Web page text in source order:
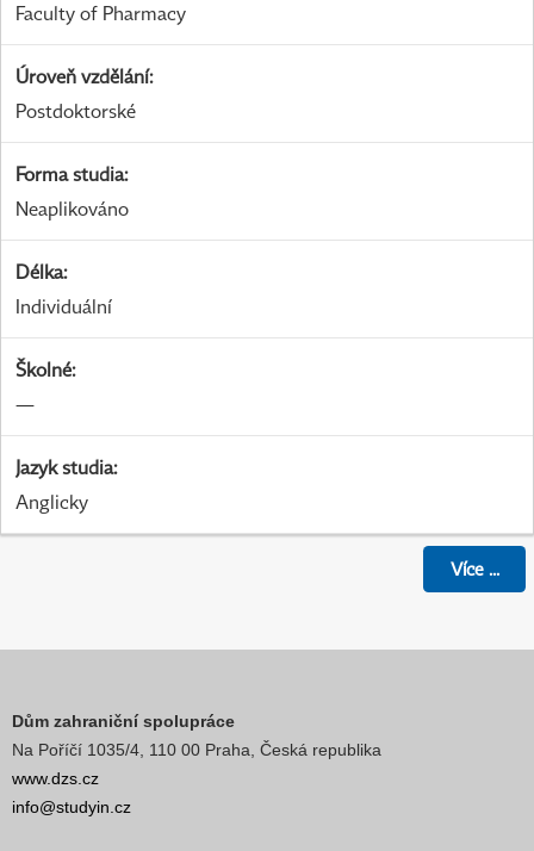
Faculty of Pharmacy
Úroveň vzdělání:
Postdoktorské
Forma studia:
Neaplikováno
Délka:
Individuální
Školné:
—
Jazyk studia:
Anglicky
Více...
Dům zahraniční spolupráce
Na Poříčí 1035/4, 110 00 Praha, Česká republika
www.dzs.cz
info@studyin.cz